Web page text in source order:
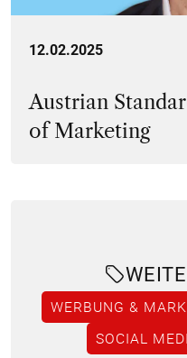
12.02.2025
Austrian
of Marketing
WERBUNG &
SOCIAL